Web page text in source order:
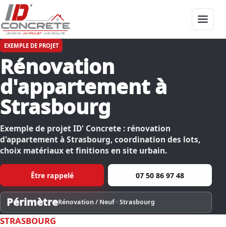
Menu
EXEMPLE DE PROJET
Rénovation
d'appartement à
Strasbourg
Exemple de projet ID' Concrete : rénovation
d'appartement à Strasbourg, coordination des lots,
choix matériaux et finitions en site urbain.
Être rappelé 07 50 86 97 48
PérimètreRénovation / Neuf · Strasbourg
STRASBOURG